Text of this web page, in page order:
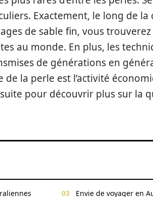
Exactement, le long de la
de sable fin, vous
au monde. En plus, les
de générations en
la perle est l’activité
pour découvrir plus sur la
Envie de voyager en